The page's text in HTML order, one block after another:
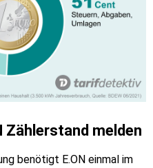
Zählerstand melden
benötigt E.ON einmal im